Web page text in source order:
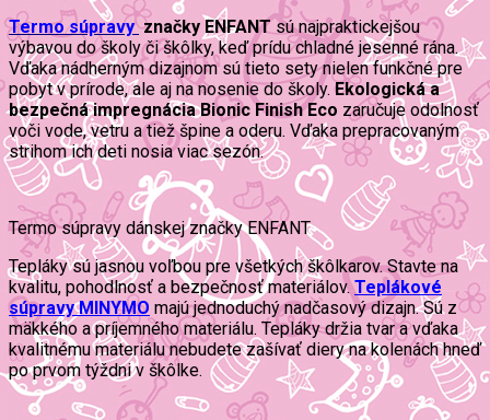
Termo súpravy značky ENFANTsú najpraktickejšou
výbavou do školy či škôlky, keď prídu chladné jesenné rána.
Vďaka nádherným dizajnom sú tieto sety nielen funkčné pre
pobyt v prírode, ale aj na nosenie do školy. Ekologická a
bezpečná impregnácia Bionic Finish Eco zaručuje odolnosť
voči vode, vetru a tiež špine a oderu. Vďaka prepracovaným
strihom ich deti nosia viac sezón.
Termo súpravy dánskej značky ENFANT
Tepláky sú jasnou voľbou pre všetkých škôlkarov. Stavte na
kvalitu, pohodlnosť a bezpečnosť materiálov.Teplákové
súpravy MINYMO majú jednoduchý nadčasový dizajn. Sú z
mäkkého a príjemného materiálu. Tepláky držia tvar a vďaka
kvalitnému materiálu nebudete zašívať diery na kolenách hneď
po prvom týždni v škôlke.